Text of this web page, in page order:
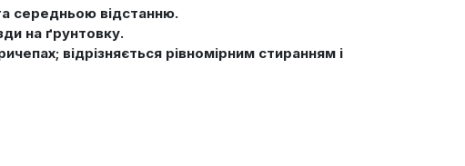
середньою відстанню.
на ґрунтовку.
відрізняється рівномірним стиранням і